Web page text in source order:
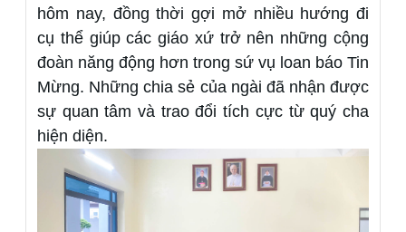
hôm nay, đồng thời gợi mở nhiều hướng đi
cụ thể giúp các giáo xứ trở nên những cộng
đoàn năng động hơn trong sứ vụ loan báo Tin
Mừng. Những chia sẻ của ngài đã nhận được
sự quan tâm và trao đổi tích cực từ quý cha
hiện diện.